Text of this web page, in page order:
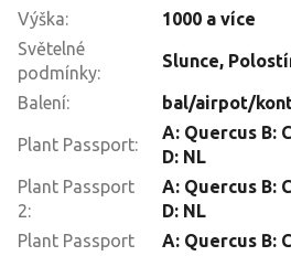
Výška:
1000 a více
Světelné
podmínky:
Slunce,
Balení: bal/airpot/
Plant Passport:
A: Quercus B:
D: NL
Plant Passport
2:
A: Quercus B:
D: NL
Plant Passport
A: Quercus B: